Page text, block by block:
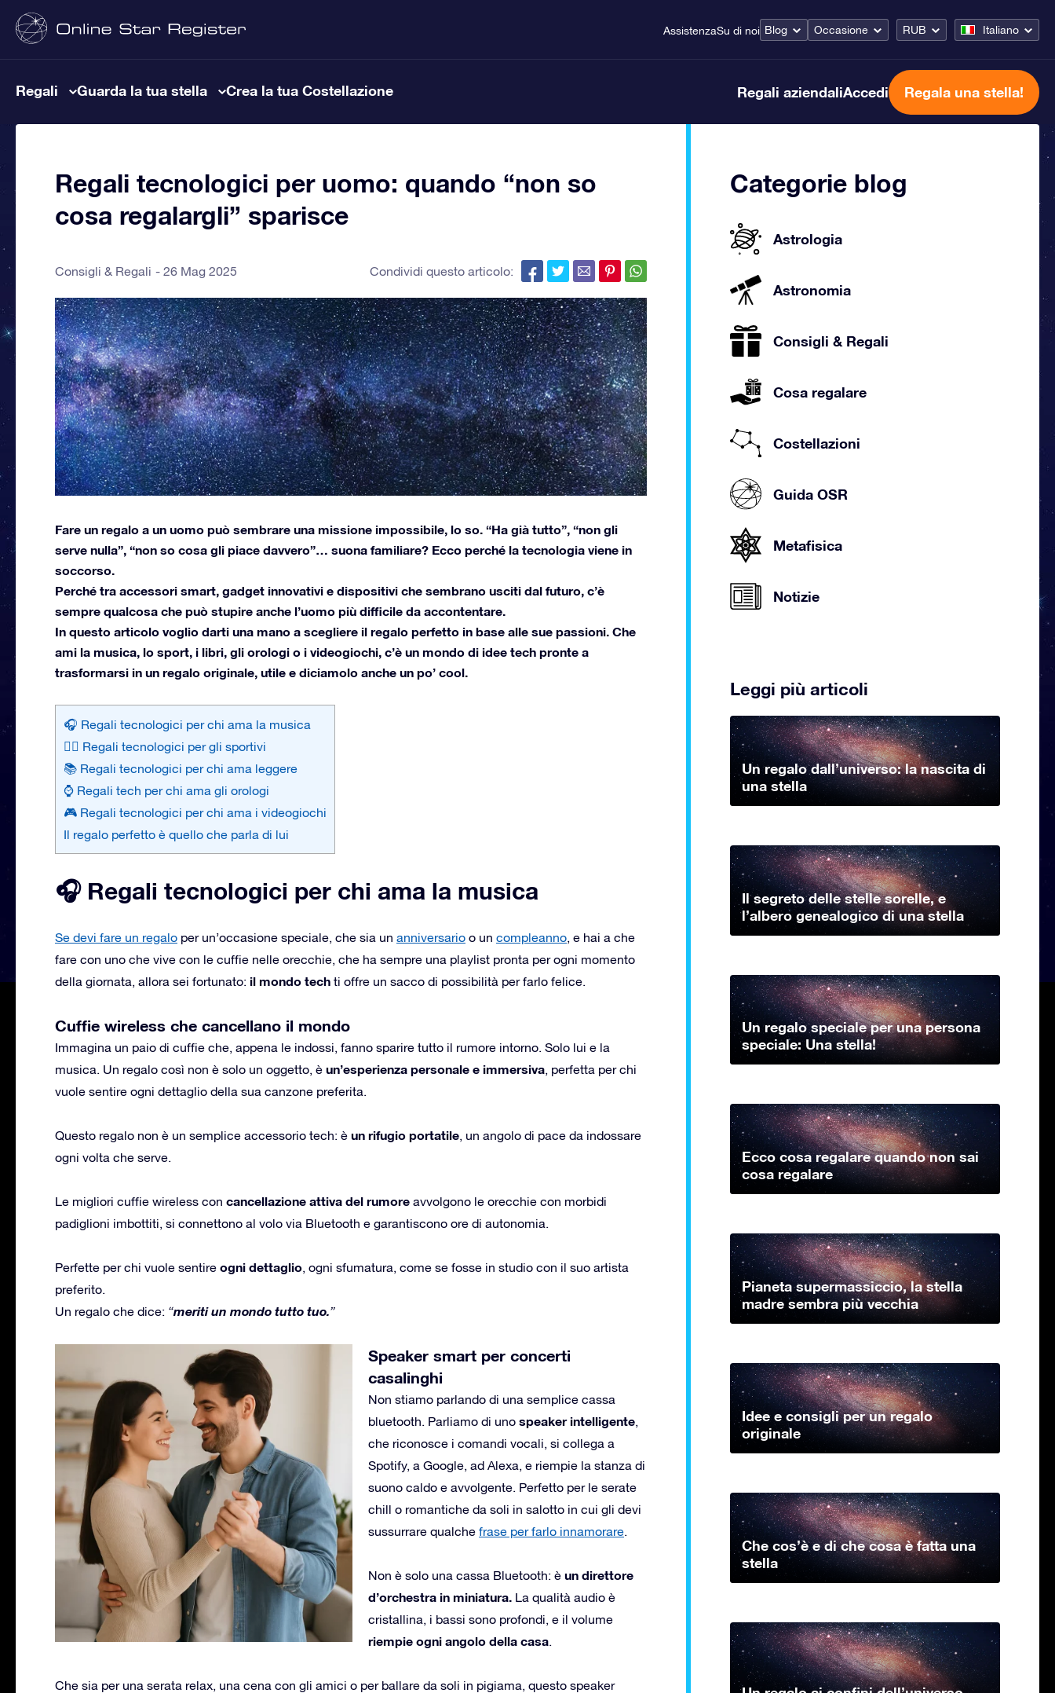
AssistenzaSu di noi Blog Occasione RUB Italiano
Regali Guarda la tua stella Crea la tua Costellazione Regali aziendaliAccedi Regala una stella!
Regali tecnologici per uomo: quando “non so
cosa regalargli” sparisce
Consigli & Regali 26 Mag 2025 Condividi questo articolo:
Fare un regalo a un uomo può sembrare una missione impossibile, lo so. “Ha già tutto”, “non gli
serve nulla”, “non so cosa gli piace davvero”… suona familiare? Ecco perché la tecnologia viene in
soccorso.
Perché tra accessori smart, gadget innovativi e dispositivi che sembrano usciti dal futuro, c’è
sempre qualcosa che può stupire anche l’uomo più difficile da accontentare.
In questo articolo voglio darti una mano a scegliere il regalo perfetto in base alle sue passioni. Che
ami la musica, lo sport, i libri, gli orologi o i videogiochi, c’è un mondo di idee tech pronte a
trasformarsi in un regalo originale, utile e diciamolo anche un po’ cool.
🎧 Regali tecnologici per chi ama la musica
🏋️‍♂️ Regali tecnologici per gli sportivi
📚 Regali tecnologici per chi ama leggere
⌚ Regali tech per chi ama gli orologi
🎮 Regali tecnologici per chi ama i videogiochi
Il regalo perfetto è quello che parla di lui
🎧 Regali tecnologici per chi ama la musica
Se devi fare un regalo per un’occasione speciale, che sia un anniversario o un compleanno, e hai a che
fare con uno che vive con le cuffie nelle orecchie, che ha sempre una playlist pronta per ogni momento
della giornata, allora sei fortunato: il mondo tech ti offre un sacco di possibilità per farlo felice.
Cuffie wireless che cancellano il mondo
Immagina un paio di cuffie che, appena le indossi, fanno sparire tutto il rumore intorno. Solo lui e la
musica. Un regalo così non è solo un oggetto, è un’esperienza personale e immersiva, perfetta per chi
vuole sentire ogni dettaglio della sua canzone preferita.
Questo regalo non è un semplice accessorio tech: è un rifugio portatile, un angolo di pace da indossare
ogni volta che serve.
Le migliori cuffie wireless con cancellazione attiva del rumore avvolgono le orecchie con morbidi
padiglioni imbottiti, si connettono al volo via Bluetooth e garantiscono ore di autonomia.
Perfette per chi vuole sentire ogni dettaglio, ogni sfumatura, come se fosse in studio con il suo artista
preferito.
Un regalo che dice: “meriti un mondo tutto tuo.”
Speaker smart per concerti
casalinghi
Non stiamo parlando di una semplice cassa
bluetooth. Parliamo di uno speaker intelligente,
che riconosce i comandi vocali, si collega a
Spotify, a Google, ad Alexa, e riempie la stanza di
suono caldo e avvolgente. Perfetto per le serate
chill o romantiche da soli in salotto in cui gli devi
sussurrare qualche frase per farlo innamorare.
Non è solo una cassa Bluetooth: è un direttore
d’orchestra in miniatura. La qualità audio è
cristallina, i bassi sono profondi, e il volume
riempie ogni angolo della casa.
Che sia per una serata relax, una cena con gli amici o per ballare da soli in pigiama, questo speaker
Categorie blog
Astrologia
Astronomia
Consigli & Regali
Cosa regalare
Costellazioni
Guida OSR
Metafisica
Notizie
Leggi più articoli
Un regalo dall’universo: la nascita di
una stella
Il segreto delle stelle sorelle, e
l’albero genealogico di una stella
Un regalo speciale per una persona
speciale: Una stella!
Ecco cosa regalare quando non sai
cosa regalare
Pianeta supermassiccio, la stella
madre sembra più vecchia
Idee e consigli per un regalo
originale
Che cos’è e di che cosa è fatta una
stella